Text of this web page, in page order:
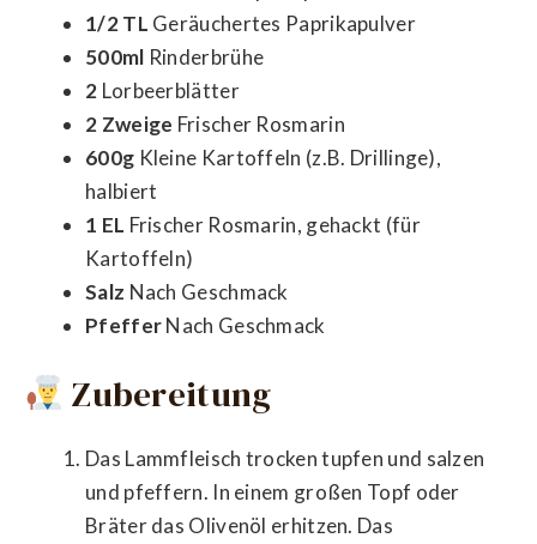
1/2 TL Geräuchertes Paprikapulver
500ml Rinderbrühe
2 Lorbeerblätter
2 Zweige Frischer Rosmarin
600g Kleine Kartoffeln (z.B. Drillinge),
halbiert
1 EL Frischer Rosmarin, gehackt (für
Kartoffeln)
Salz Nach Geschmack
PfefferNach Geschmack
Zubereitung
Das Lammfleisch trocken tupfen und salzen
und pfeffern. In einem großen Topf oder
Bräter das Olivenöl erhitzen. Das